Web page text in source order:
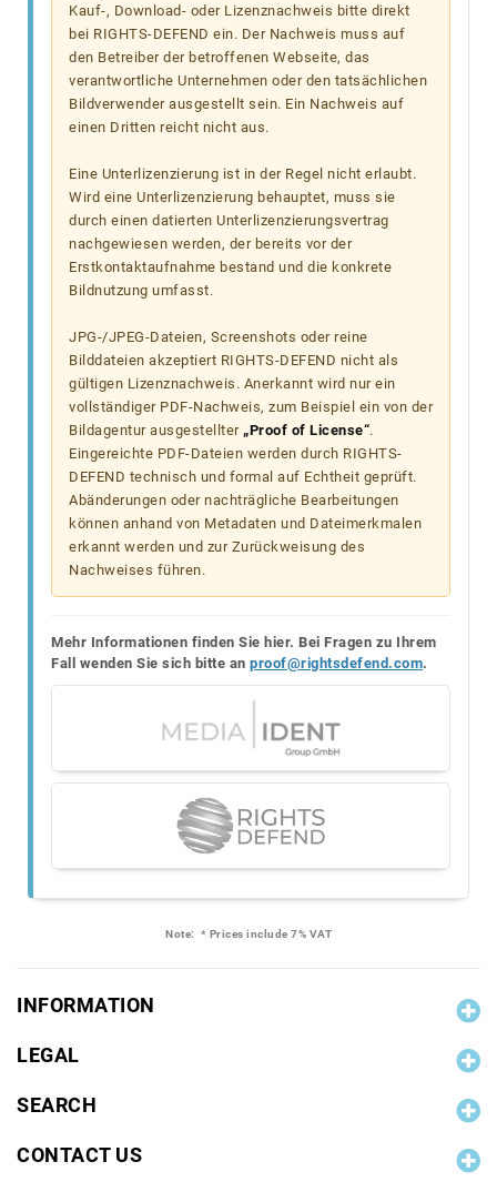
Kauf-, Download- oder Lizenznachweis bitte direkt
bei RIGHTS-DEFEND ein. Der Nachweis muss auf
den Betreiber der betroffenen Webseite, das
verantwortliche Unternehmen oder den tatsächlichen
Bildverwender ausgestellt sein. Ein Nachweis auf
einen Dritten reicht nicht aus.
Eine Unterlizenzierung ist in der Regel nicht erlaubt.
Wird eine Unterlizenzierung behauptet, muss sie
durch einen datierten Unterlizenzierungsvertrag
nachgewiesen werden, der bereits vor der
Erstkontaktaufnahme bestand und die konkrete
Bildnutzung umfasst.
JPG-/JPEG-Dateien, Screenshots oder reine
Bilddateien akzeptiert RIGHTS-DEFEND nicht als
gültigen Lizenznachweis. Anerkannt wird nur ein
vollständiger PDF-Nachweis, zum Beispiel ein von der
Bildagentur ausgestellter „Proof of License“.
Eingereichte PDF-Dateien werden durch RIGHTS-
DEFEND technisch und formal auf Echtheit geprüft.
Abänderungen oder nachträgliche Bearbeitungen
können anhand von Metadaten und Dateimerkmalen
erkannt werden und zur Zurückweisung des
Nachweises führen.
Mehr Informationen finden Sie hier. Bei Fragen zu Ihrem
Fall wenden Sie sich bitte an proof@rightsdefend.com.
Note: * Prices include 7% VAT
INFORMATION
LEGAL
SEARCH
CONTACT US